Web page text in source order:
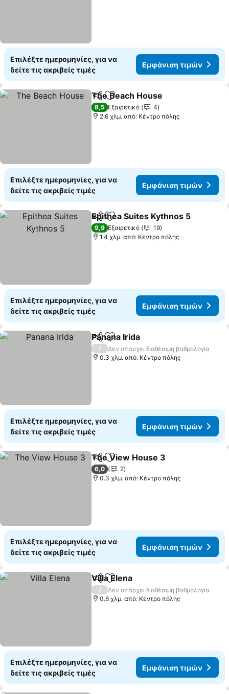
Επιλέξτε ημερομηνίες, για να
δείτε τις ακριβείς τιμές
Εμφάνιση τιμών
Κοινοποίηση
Προσθήκη στα αγαπημένα
The Beach House
8,5 Εξαιρετικό
4
2.6 χλμ. από: Κέντρο πόλης
Επιλέξτε ημερομηνίες, για να
δείτε τις ακριβείς τιμές
Εμφάνιση τιμών
Κοινοποίηση
Προσθήκη στα αγαπημένα
Epithea Suites Kythnos 5
9,9 Εξαιρετικό
19
1.4 χλμ. από: Κέντρο πόλης
Επιλέξτε ημερομηνίες, για να
δείτε τις ακριβείς τιμές
Εμφάνιση τιμών
Κοινοποίηση
Προσθήκη στα αγαπημένα
Panana Irida
/
Δεν υπάρχει διαθέσιμη βαθμολογία
0.3 χλμ. από: Κέντρο πόλης
Επιλέξτε ημερομηνίες, για να
δείτε τις ακριβείς τιμές
Εμφάνιση τιμών
Κοινοποίηση
Προσθήκη στα αγαπημένα
The View House 3
6,0
2
0.3 χλμ. από: Κέντρο πόλης
Επιλέξτε ημερομηνίες, για να
δείτε τις ακριβείς τιμές
Εμφάνιση τιμών
Κοινοποίηση
Προσθήκη στα αγαπημένα
Villa Elena
/
Δεν υπάρχει διαθέσιμη βαθμολογία
0.6 χλμ. από: Κέντρο πόλης
Επιλέξτε ημερομηνίες, για να
δείτε τις ακριβείς τιμές
Εμφάνιση τιμών